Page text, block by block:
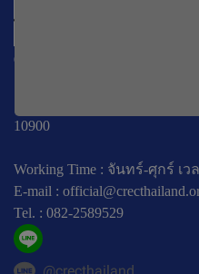
CREC
10900
Working Time : จันทร์-ศุกร์ เว
E-mail :
Tel. : 082-2589529